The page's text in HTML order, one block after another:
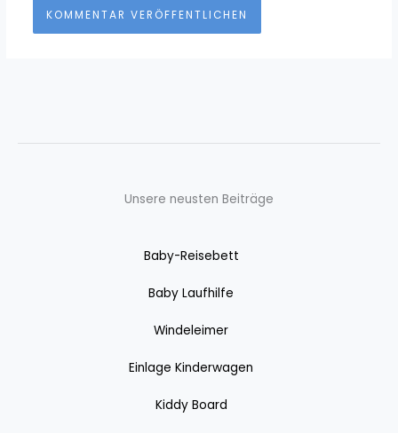
Unsere neusten Beiträge
Baby-Reisebett
Baby Laufhilfe
Windeleimer
Einlage Kinderwagen
Kiddy Board